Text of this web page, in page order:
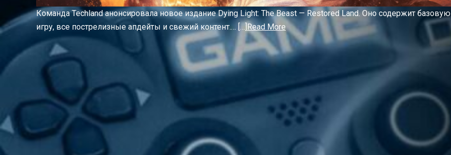
Команда Techland анонсировала новое издание Dying Light: The Beast — Restored Land. Оно содержит базовую
игру, все пострелизные апдейты и свежий контент.… […] Read More